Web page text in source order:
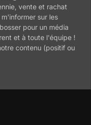
vente et rachat
sur les
pour un média
et à toute l'équipe !
contenu (positif ou